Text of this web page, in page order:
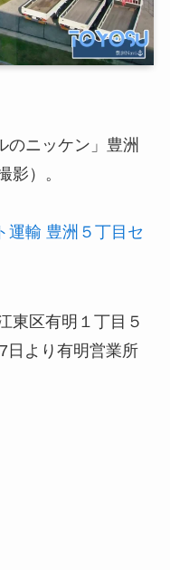
のニッケン」豊洲
影）。
運輸 豊洲５丁目セ
東区有明１丁目５
日より有明営業所